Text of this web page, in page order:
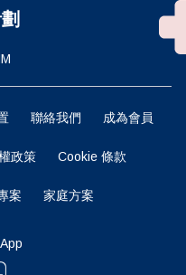
聯絡我們 成為會員
政策 Cookie 條款
案 家庭方案